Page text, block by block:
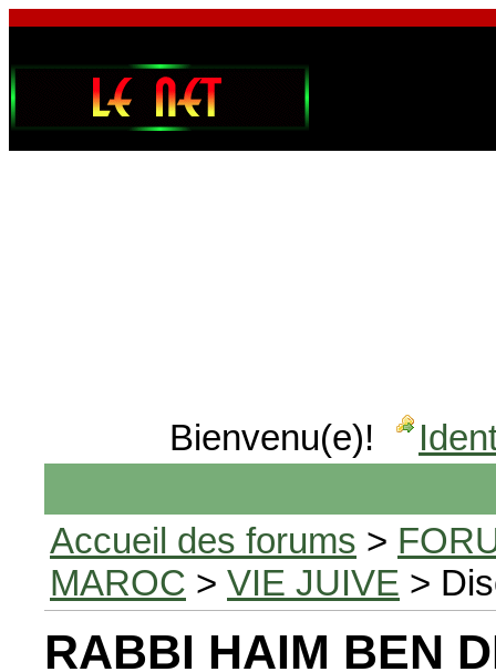
Bienvenu(e)!
Accueil des forums >
MAROC > VIE JUIVE >
RABBI HAIM BEN